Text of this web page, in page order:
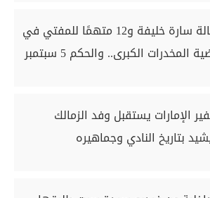
إحالة سارة خليفة و12 متهمًا للمفتي في
المخدرات الكبرى.. والحكم 5 سبتمبر
الإمارات يستقبل وفد الزمالك
بتاريخ النادي وجماهيره